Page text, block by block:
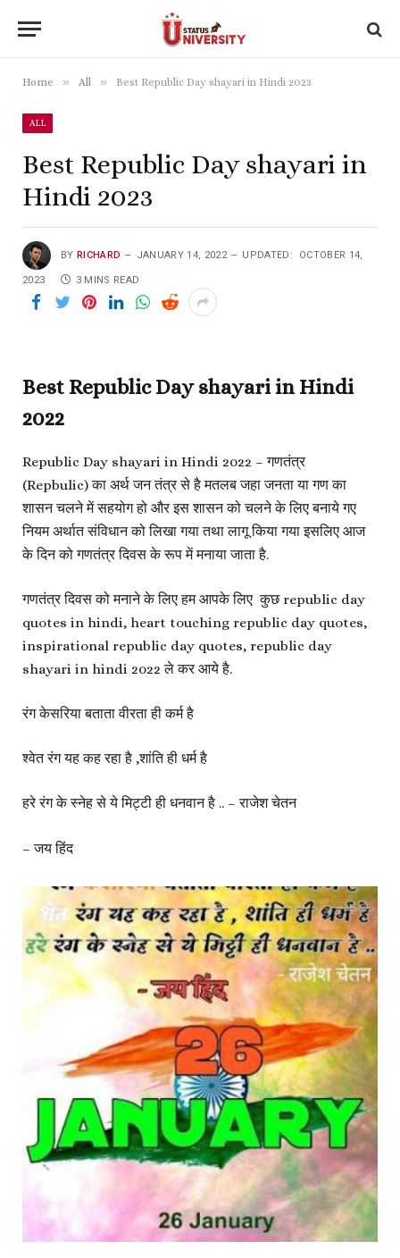
Home » All » Best Republic Day shayari in Hindi 2023
ALL
Best Republic Day shayari in
Hindi 2023
BY RICHARD JANUARY 14, 2022 UPDATED: OCTOBER 14,
2023 3 MINS READ
Best Republic Day shayari in Hindi
2022
Republic Day shayari in Hindi 2022 – गणतंत्र
(Repbulic) का अर्थ जन तंत्र से है मतलब जहा जनता या गण का
शासन चलने में सहयोग हो और इस शासन को चलने के लिए बनाये गए
नियम अर्थात संविधान को लिखा गया तथा लागू किया गया इसलिए आज
के दिन को गणतंत्र दिवस के रूप में मनाया जाता है.
गणतंत्र दिवस को मनाने के लिए हम आपके लिए कुछ republic day
quotes in hindi, heart touching republic day quotes,
inspirational republic day quotes, republic day
shayari in hindi 2022 ले कर आये है.
रंग केसरिया बताता वीरता ही कर्म है
श्वेत रंग यह कह रहा है ,शांति ही धर्म है
हरे रंग के स्नेह से ये मिट्टी ही धनवान है .. – राजेश चेतन
– जय हिंद